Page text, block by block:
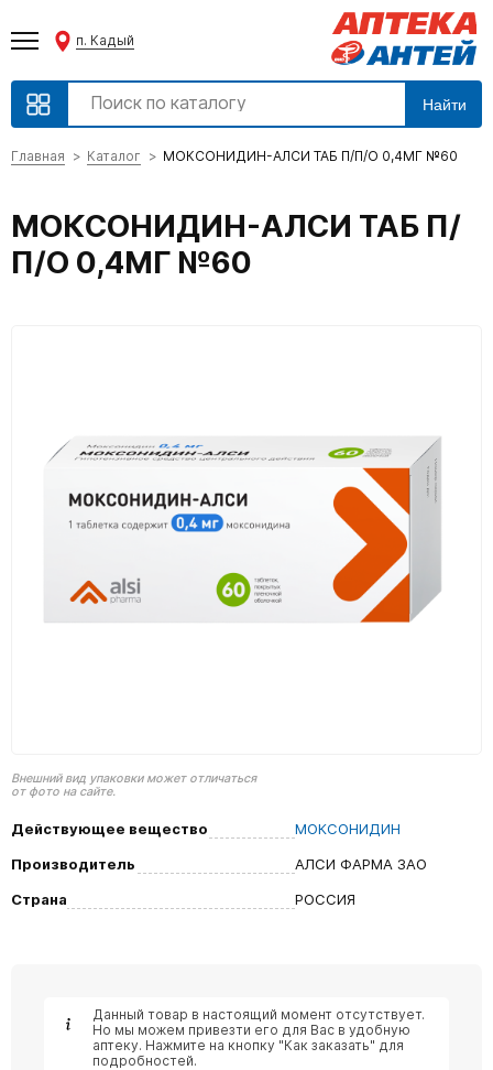
п. Кадый
Найти
Главная Каталог МОКСОНИДИН-АЛСИ ТАБ П/П/О 0,4МГ №60
МОКСОНИДИН-АЛСИ ТАБ П/
П/О 0,4МГ №60
Внешний вид упаковки может отличаться
от фото на сайте.
Действующее вещество
МОКСОНИДИН
Производитель
АЛСИ ФАРМА ЗАО
Страна
РОССИЯ
Данный товар в настоящий момент отсутствует.
Но мы можем привезти его для Вас в удобную
аптеку. Нажмите на кнопку "Как заказать" для
подробностей.